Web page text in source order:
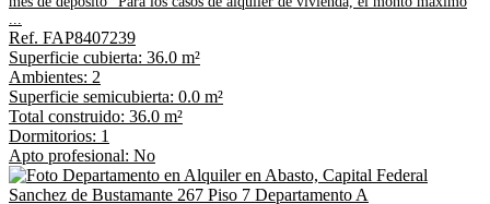
...
Ref. FAP8407239
Superficie cubierta: 36.0 m²
Ambientes: 2
Superficie semicubierta: 0.0 m²
Total construido: 36.0 m²
Dormitorios: 1
Apto profesional: No